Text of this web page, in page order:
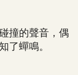
撞的聲音，偶
了蟬鳴。